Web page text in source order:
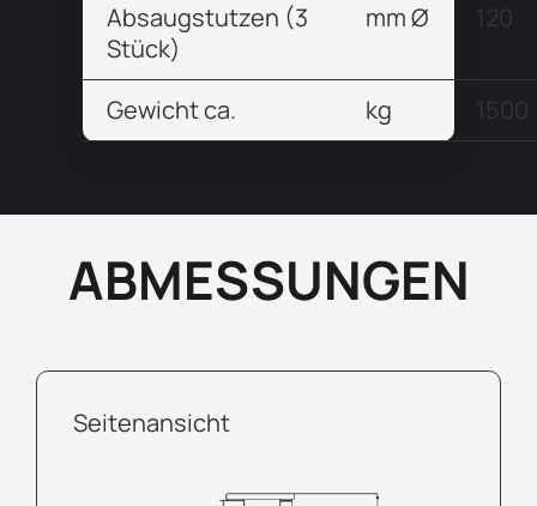
Absaugstutzen (3
Stück)
mm Ø 120
Gewicht ca. kg 1500
ABMESSUNGEN
Seitenansicht